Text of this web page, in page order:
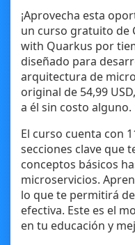
¡Aprovecha esta
un curso gratuito de
with Quarkus por
diseñado para
arquitectura de
original de 54,99
a él sin costo alguno.
El curso cuenta con
secciones clave que
conceptos básicos
microservicios.
lo que te permitirá
efectiva. Este es el
en tu educación y